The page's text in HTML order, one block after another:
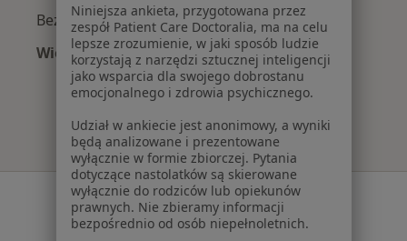
Bezsenność w Świdnicy
Więcej (15)
Więcej w kategorii: Najczęście leczone
Serwis
Regulamin
Niniejsza ankieta, przygotowana przez
zespół Patient Care Doctoralia, ma na celu
lepsze zrozumienie, w jaki sposób ludzie
korzystają z narzędzi sztucznej inteligencji
jako wsparcia dla swojego dobrostanu
emocjonalnego i zdrowia psychicznego.
Udział w ankiecie jest anonimowy, a wyniki
będą analizowane i prezentowane
wyłącznie w formie zbiorczej. Pytania
dotyczące nastolatków są skierowane
wyłącznie do rodziców lub opiekunów
prawnych. Nie zbieramy informacji
bezpośrednio od osób niepełnoletnich.